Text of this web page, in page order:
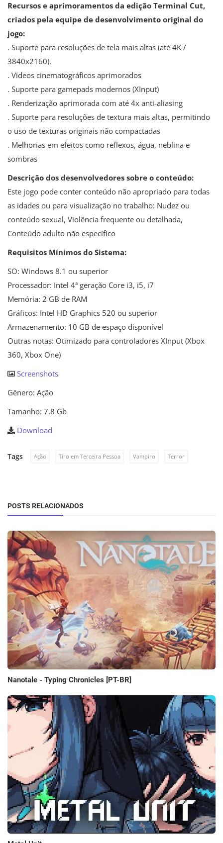
Recursos e aprimoramentos da edição Terminal Cut,
criados pela equipe de desenvolvimento original do
jogo:
. Suporte para resoluções de tela mais altas (até 4K /
3840x2160).
. Vídeos cinematográficos aprimorados
. Suporte para gamepads modernos (XInput)
. Renderização aprimorada com até 4x anti-aliasing
. Suporte para resoluções de textura mais altas, permitindo
o uso de texturas originais não compactadas
. Melhorias em efeitos como reflexos, água, neblina e
sombras
Descrição dos desenvolvedores sobre o conteúdo:
Este jogo pode conter conteúdo não apropriado para todas
as idades ou para visualização no trabalho: Nudez ou
conteúdo sexual, Violência frequente ou detalhada,
Conteúdo adulto não específico
Requisitos Mínimos do Sistema:
SO: Windows 8.1 ou superior
Processador: Intel 4ª geração Core i3, i5, i7
Memória: 2 GB de RAM
Gráficos: Intel HD Graphics 520 ou superior
Armazenamento: 10 GB de espaço disponível
Outras notas: Otimizado para controladores XInput (Xbox
360, Xbox One)
Screenshots
Gênero: Ação
Tamanho: 7.8 Gb
Download
Tags Ação Tiro em Terceira Pessoa Vampiro Terror
POSTS RELACIONADOS
Nanotale - Typing Chronicles [PT-BR]